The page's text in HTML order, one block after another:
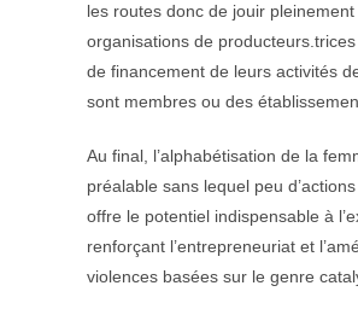
les routes donc de jouir
organisations de
de financement de leurs activités
sont membres ou des
Au final, l’alphabétisation de la
préalable sans lequel peu
offre le potentiel indispensable à
renforçant l’entrepreneuriat et
violences basées sur le genre